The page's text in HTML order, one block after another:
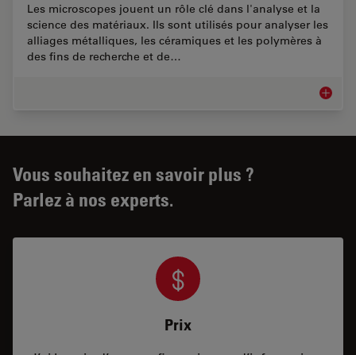
Les microscopes jouent un rôle clé dans l'analyse et la
science des matériaux. Ils sont utilisés pour analyser les
alliages métalliques, les céramiques et les polymères à
des fins de recherche et de…
Vous souhaitez en savoir plus ?
Parlez à nos experts.
Prix